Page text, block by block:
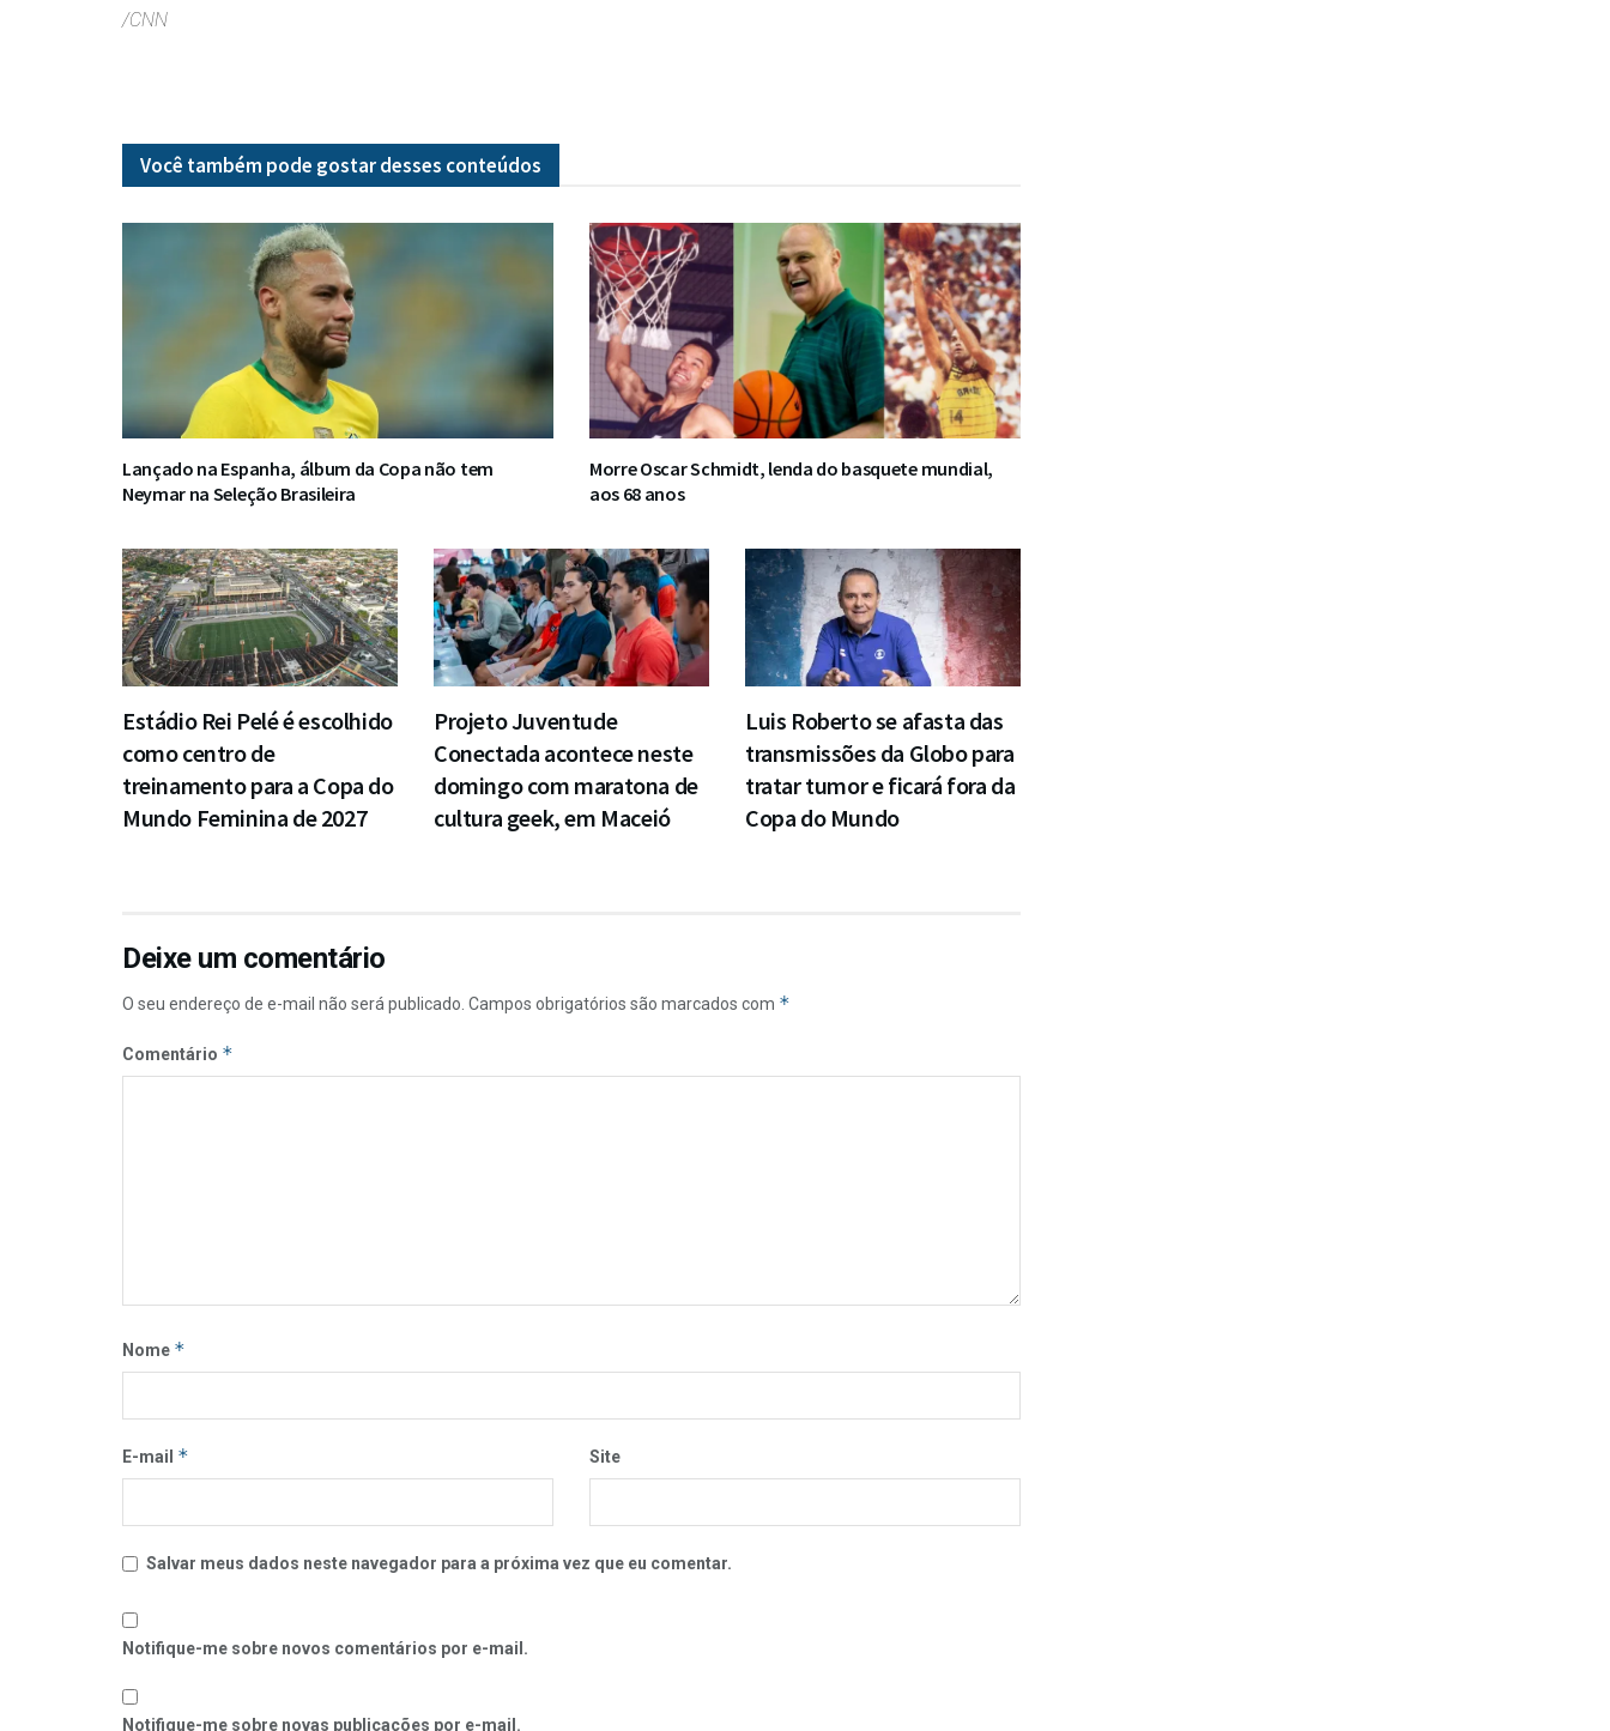
/CNN
Você também pode gostar desses conteúdos
Lançado na Espanha, álbum da Copa não tem
Neymar na Seleção Brasileira
Morre Oscar Schmidt, lenda do basquete mundial,
aos 68 anos
Estádio Rei Pelé é escolhido
como centro de
treinamento para a Copa do
Mundo Feminina de 2027
Projeto Juventude
Conectada acontece neste
domingo com maratona de
cultura geek, em Maceió
Luis Roberto se afasta das
transmissões da Globo para
tratar tumor e ficará fora da
Copa do Mundo
Deixe um comentário
O seu endereço de e-mail não será publicado. Campos obrigatórios são marcados com *
Comentário *
Nome *
E-mail * Site
Salvar meus dados neste navegador para a próxima vez que eu comentar.
Notifique-me sobre novos comentários por e-mail.
Notifique-me sobre novas publicações por e-mail.